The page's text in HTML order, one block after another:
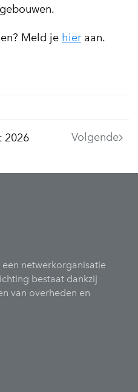
Meld je hieraan.
Volgende
2026
netwerkorganisatie
bestaat dankzij
van overheden en